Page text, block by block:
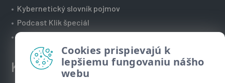
• Kybernetický slovník pojmov
• Podcast Klik špeciál
•Technická podpora spoločnosti ESET
Kontakt
Cookies prispievajú k
lepšiemu fungovaniu nášho
webu